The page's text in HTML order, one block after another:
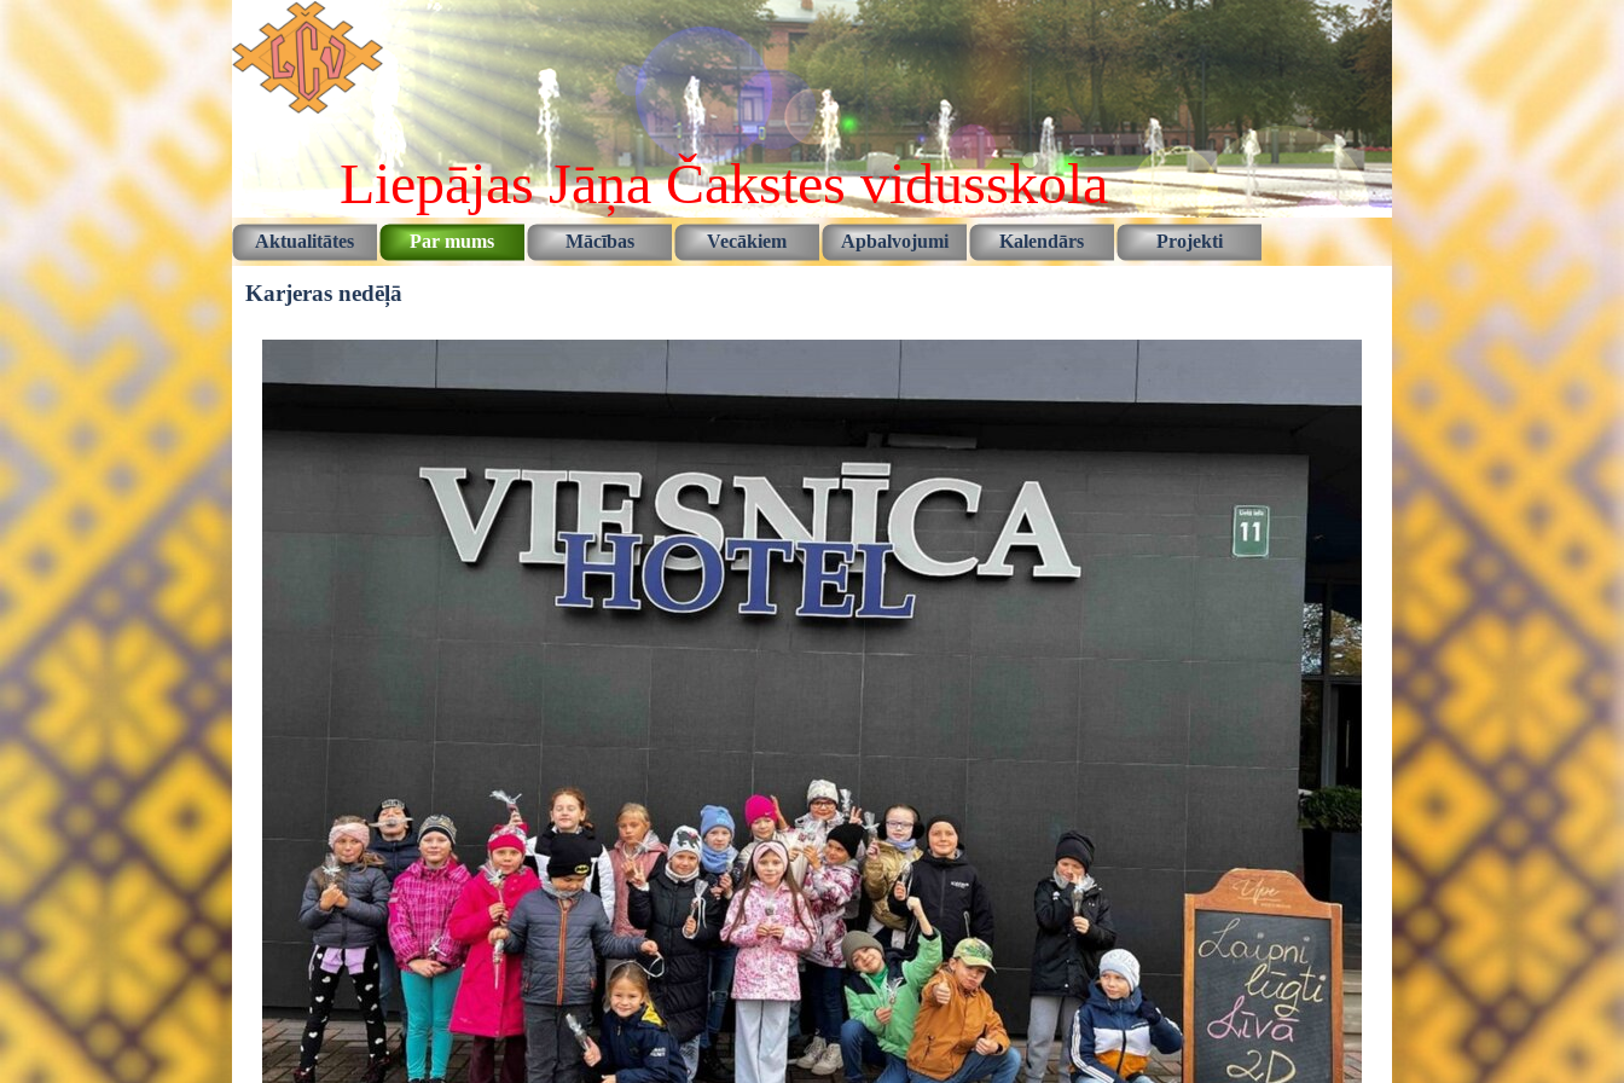
Pāriet uz saturu
Liepājas Jāņa Čakstes vidusskola
Izlaist izvēlni
Aktualitātes Par mums ▼
Mācības ▼
Vecākiem ▼
Apbalvojumi ▼
Kalendārs ▼
Projekti ▼
Karjeras nedēļā